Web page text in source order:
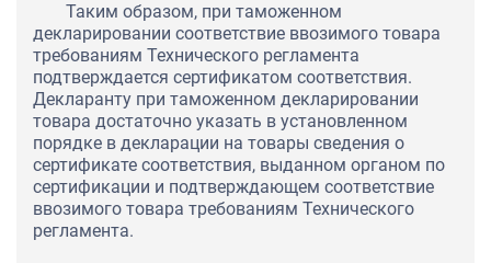
Таким образом, при таможенном
декларировании соответствие ввозимого товара
требованиям Технического регламента
подтверждается сертификатом соответствия.
Декларанту при таможенном декларировании
товара достаточно указать в установленном
порядке в декларации на товары сведения о
сертификате соответствия, выданном органом по
сертификации и подтверждающем соответствие
ввозимого товара требованиям Технического
регламента.